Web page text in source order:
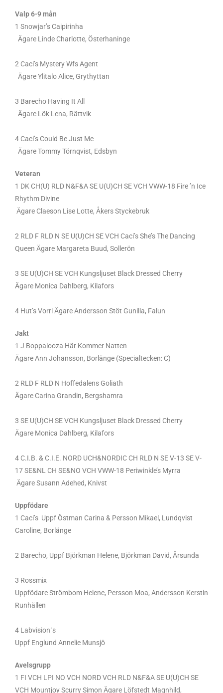
Valp 6-9 mån
1 Snowjar’s Caipirinha
Ägare Linde Charlotte, Österhaninge
2 Caci’s Mystery Wfs Agent
Ägare Ylitalo Alice, Grythyttan
3 Barecho Having It All
Ägare Lök Lena, Rättvik
4 Caci’s Could Be Just Me
Ägare Tommy Törnqvist, Edsbyn
Veteran
1 DK CH(U) RLD N&F&A SE U(U)CH SE VCH VWW-18 Fire ’n Ice
Rhythm Divine
Ägare Claeson Lise Lotte, Åkers Styckebruk
2 RLD F RLD N SE U(U)CH SE VCH Caci’s She’s The Dancing
Queen Ägare Margareta Buud, Sollerön
3 SE U(U)CH SE VCH Kungsljuset Black Dressed Cherry
Ägare Monica Dahlberg, Kilafors
4 Hut’s Vorri Ägare Andersson Stöt Gunilla, Falun
Jakt
1 J Boppalooza Här Kommer Natten
Ägare Ann Johansson, Borlänge (Specialtecken: C)
2 RLD F RLD N Hoffedalens Goliath
Ägare Carina Grandin, Bergshamra
3 SE U(U)CH SE VCH Kungsljuset Black Dressed Cherry
Ägare Monica Dahlberg, Kilafors
4 C.I.B. & C.I.E. NORD UCH&NORDIC CH RLD N SE V-13 SE V-
17 SE&NL CH SE&NO VCH VWW-18 Periwinkle’s Myrra
Ägare Susann Adehed, Knivst
Uppfödare
1 Caci’s Uppf Östman Carina & Persson Mikael, Lundqvist
Caroline, Borlänge
2 Barecho, Uppf Björkman Helene, Björkman David, Årsunda
3 Rossmix
Uppfödare Strömbom Helene, Persson Moa, Andersson Kerstin
Runhällen
4 Labvision´s
Uppf Englund Annelie Munsjö
Avelsgrupp
1 FI VCH LPI NO VCH NORD VCH RLD N&F&A SE U(U)CH SE
VCH Mountjoy Scurry Simon Ägare Löfstedt Magnhild,